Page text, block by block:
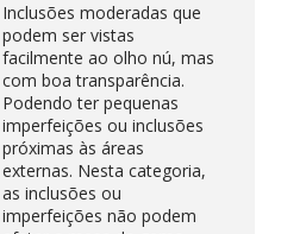
Inclusões moderadas que
podem ser vistas
facilmente ao olho nú, mas
com boa transparência.
Podendo ter pequenas
imperfeições ou inclusões
próximas às áreas
externas. Nesta categoria,
as inclusões ou
imperfeições não podem